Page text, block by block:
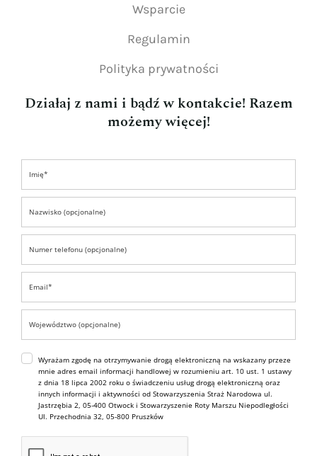
Wsparcie
Regulamin
Polityka prywatności
Działaj z nami i bądź w kontakcie! Razem
możemy więcej!
Wyrażam zgodę na otrzymywanie drogą elektroniczną na wskazany przeze
mnie adres email informacji handlowej w rozumieniu art. 10 ust. 1 ustawy
z dnia 18 lipca 2002 roku o świadczeniu usług drogą elektroniczną oraz
innych informacji i aktywności od Stowarzyszenia Straż Narodowa ul.
Jastrzębia 2, 05-400 Otwock i Stowarzyszenie Roty Marszu Niepodległości
Ul. Przechodnia 32, 05-800 Pruszków